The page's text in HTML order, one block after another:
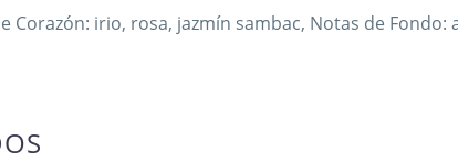
Corazón: irio, rosa, jazmín sambac, Notas de